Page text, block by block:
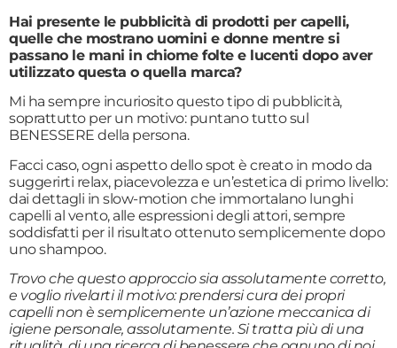
Hai presente le pubblicità di prodotti per capelli,
quelle che mostrano uomini e donne mentre si
passano le mani in chiome folte e lucenti dopo aver
utilizzato questa o quella marca?
Mi ha sempre incuriosito questo tipo di pubblicità,
soprattutto per un motivo: puntano tutto sul
BENESSERE della persona.
Facci caso, ogni aspetto dello spot è creato in modo da
suggerirti relax, piacevolezza e un’estetica di primo livello:
dai dettagli in slow-motion che immortalano lunghi
capelli al vento, alle espressioni degli attori, sempre
soddisfatti per il risultato ottenuto semplicemente dopo
uno shampoo.
Trovo che questo approccio sia assolutamente corretto,
e voglio rivelarti il motivo: prendersi cura dei propri
capelli non è semplicemente un’azione meccanica di
igiene personale, assolutamente. Si tratta più di una